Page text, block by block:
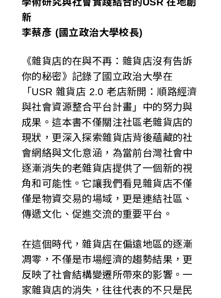
學術研究與社會實踐結合的USR 在地創
新
李蔡彥 (國立政治大學校長)
《雜貨店的在與不再：雜貨店沒有告訴
你的秘密》記錄了國立政治大學在
「USR 雜貨店 2.0 老店新開：順路經濟
與社會資源整合平台計畫」中的努力與
成果。這本書不僅關注社區老雜貨店的
現狀，更深入探索雜貨店背後蘊藏的社
會網絡與文化意涵，為當前台灣社會中
逐漸消失的老雜貨店提供了一個新的視
角和可能性。它讓我們看見雜貨店不僅
僅是物資交易的場域，更是連結社區、
傳遞文化、促進交流的重要平台。
在這個時代，雜貨店在偏遠地區的逐漸
凋零，不僅是市場經濟的趨勢結果，更
反映了社會結構變遷所帶來的影響。一
家雜貨店的消失，往往代表的不只是民